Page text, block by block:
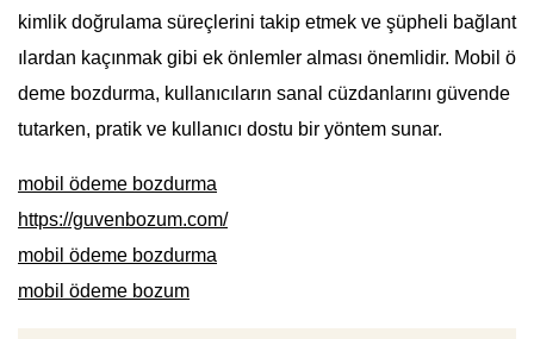
kimlik doğrulama süreçlerini takip etmek ve şüpheli bağlant
ılardan kaçınmak gibi ek önlemler alması önemlidir. Mobil ö
deme bozdurma, kullanıcıların sanal cüzdanlarını güvende
tutarken, pratik ve kullanıcı dostu bir yöntem sunar.
mobil ödeme bozdurma
https://guvenbozum.com/
mobil ödeme bozdurma
mobil ödeme bozum